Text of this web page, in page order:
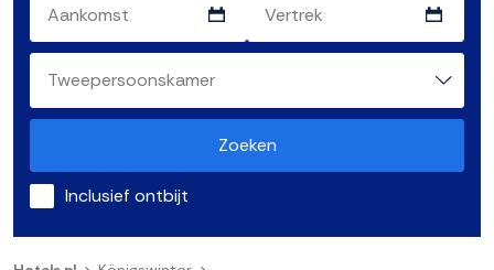
Zoeken
Inclusief ontbijt